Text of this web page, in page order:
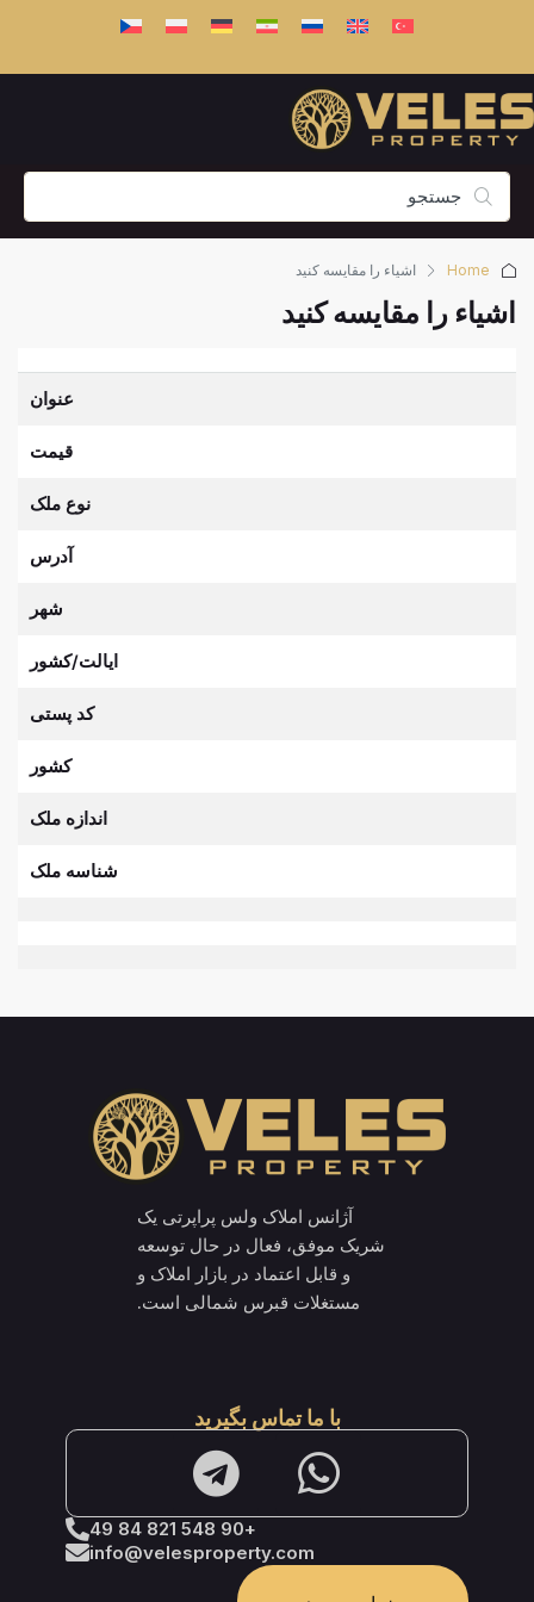
Home اشیاء را مقایسه کنید
اشیاء را مقایسه کنید
عنوان
قيمت
نوع ملک
آدرس
شهر
ایالت/کشور
کد پستی
کشور
اندازه ملک
شناسه ملک
آژانس املاک ولس پراپرتی یک
شریک موفق، فعال در حال توسعه
و قابل اعتماد در بازار املاک و
مستغلات قبرس شمالی است.
با ما تماس بگیرید
+90 548 821 84 49
info@velesproperty.com